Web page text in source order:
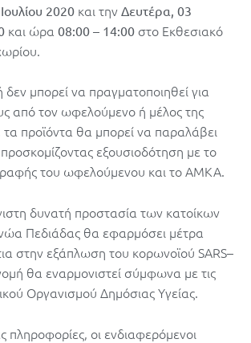
2020 και την Δευτέρα, 03
και ώρα 08:00 – 14:00 στο Εκθεσιακό
μπορεί να πραγματοποιηθεί για
από τον ωφελούμενο ή μέλος της
τα προϊόντα θα μπορεί να παραλάβει
εξουσιοδότηση με το
του ωφελούμενου και το ΑΜΚΑ.
δυνατή προστασία των κατοίκων
Πεδιάδας θα εφαρμόσει μέτρα
στην εξάπλωση του κορωνοϊού SARS–
θα εναρμονιστεί σύμφωνα με τις
Οργανισμού Δημόσιας Υγείας.
πληροφορίες, οι ενδιαφερόμενοι